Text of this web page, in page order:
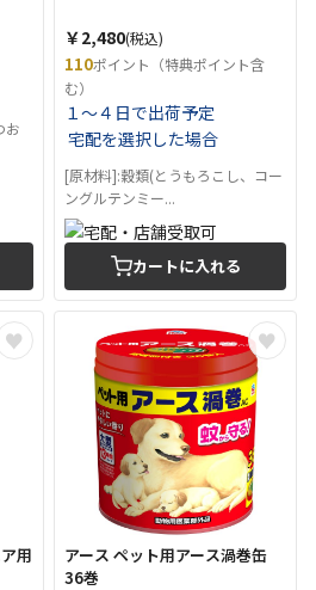
お
￥2,480(税込)
110ポイント（特典ポイント含
む）
１～４日で出荷予定
宅配を選択した場合
[原材料]:穀類(とうもろこし、コー
ングルテンミー...
カートに入れる
用
アース ペット用アース渦巻缶
36巻